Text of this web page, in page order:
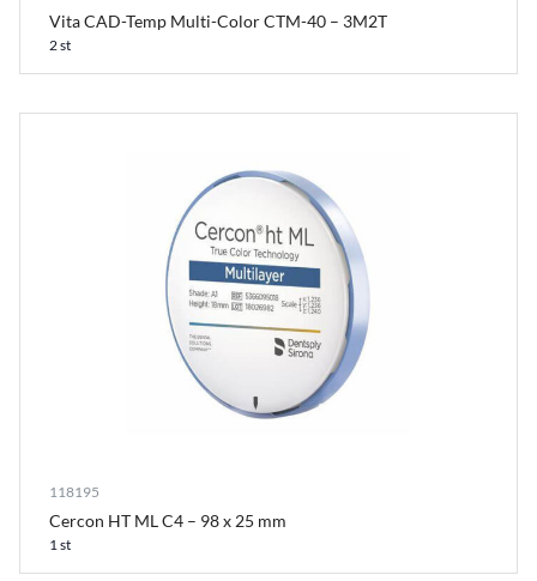
Vita CAD-Temp Multi-Color CTM-40 – 3M2T
2 st
118195
Cercon HT ML C4 – 98 x 25 mm
1 st